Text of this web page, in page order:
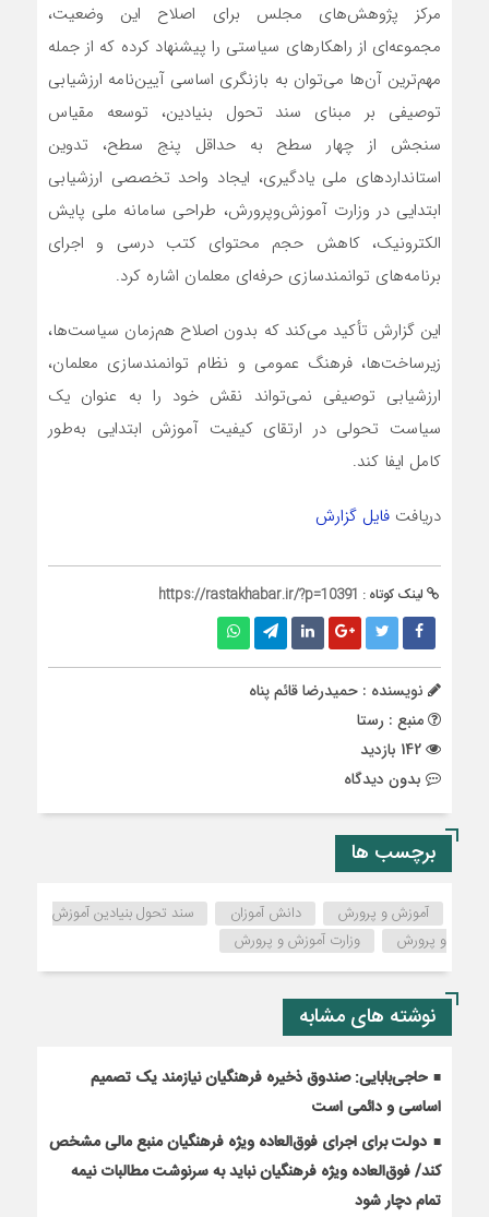
مرکز پژوهش‌های مجلس برای اصلاح این وضعیت،
مجموعه‌ای از راهکارهای سیاستی را پیشنهاد کرده که از جمله
مهم‌ترین آن‌ها می‌توان به بازنگری اساسی آیین‌نامه ارزشیابی
توصیفی بر مبنای سند تحول بنیادین، توسعه مقیاس
سنجش از چهار سطح به حداقل پنج سطح، تدوین
استانداردهای ملی یادگیری، ایجاد واحد تخصصی ارزشیابی
ابتدایی در وزارت آموزش‌وپرورش، طراحی سامانه ملی پایش
الکترونیک، کاهش حجم محتوای کتب درسی و اجرای
برنامه‌های توانمندسازی حرفه‌ای معلمان اشاره کرد.
این گزارش تأکید می‌کند که بدون اصلاح هم‌زمان سیاست‌ها،
زیرساخت‌ها، فرهنگ عمومی و نظام توانمندسازی معلمان،
ارزشیابی توصیفی نمی‌تواند نقش خود را به عنوان یک
سیاست تحولی در ارتقای کیفیت آموزش ابتدایی به‌طور
کامل ایفا کند.
دریافت فایل گزارش
لینک کوتاه : https://rastakhabar.ir/?p=10391
نویسنده : حمیدرضا قائم پناه
منبع : رستا
بدون دیدگاه
برچسب ها
آموزش و پرورش دانش آموزان
سند تحول بنیادین آموزش
و پرورش
وزارت آموزش و پرورش
نوشته های مشابه
حاجی‌بابایی: صندوق ذخیره فرهنگیان نیازمند یک تصمیم
اساسی و دائمی است
دولت برای اجرای فوق‌العاده ویژه فرهنگیان منبع مالی مشخص
کند/ فوق‌العاده ویژه فرهنگیان نباید به سرنوشت مطالبات نیمه‌
تمام دچار شود